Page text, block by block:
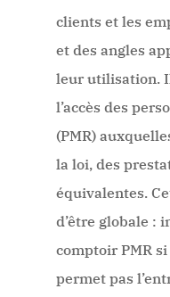
clients et les
et des angles
leur utilisation.
l’accès des
(PMR)
la loi, des
équivalentes.
d’être globale :
comptoir PMR
permet pas